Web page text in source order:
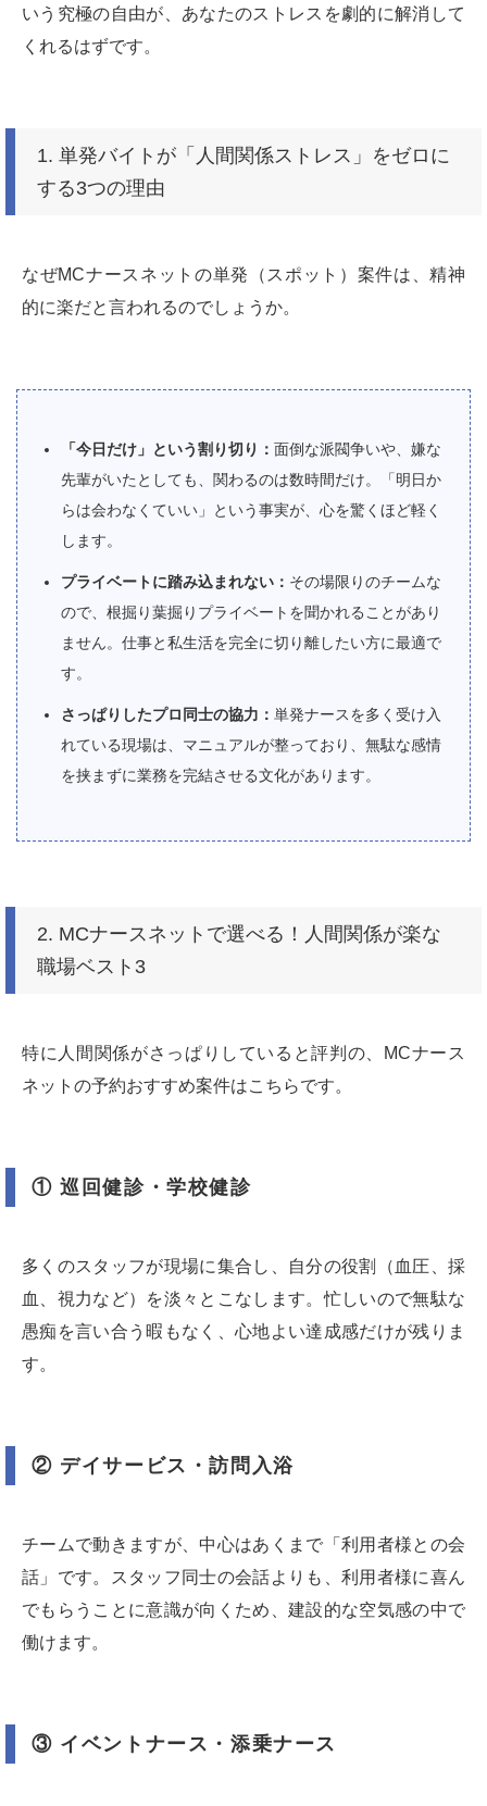
いう究極の自由が、あなたのストレスを劇的に解消して
くれるはずです。
1. 単発バイトが「人間関係ストレス」をゼロに
する3つの理由
なぜMCナースネットの単発（スポット）案件は、精神
的に楽だと言われるのでしょうか。
「今日だけ」という割り切り： 面倒な派閥争いや、嫌な
先輩がいたとしても、関わるのは数時間だけ。「明日か
らは会わなくていい」という事実が、心を驚くほど軽く
します。
プライベートに踏み込まれない： その場限りのチームな
ので、根掘り葉掘りプライベートを聞かれることがあり
ません。仕事と私生活を完全に切り離したい方に最適で
す。
さっぱりしたプロ同士の協力： 単発ナースを多く受け入
れている現場は、マニュアルが整っており、無駄な感情
を挟まずに業務を完結させる文化があります。
2. MCナースネットで選べる！人間関係が楽な
職場ベスト3
特に人間関係がさっぱりしていると評判の、MCナース
ネットの予約おすすめ案件はこちらです。
① 巡回健診・学校健診
多くのスタッフが現場に集合し、自分の役割（血圧、採
血、視力など）を淡々とこなします。忙しいので無駄な
愚痴を言い合う暇もなく、心地よい達成感だけが残りま
す。
② デイサービス・訪問入浴
チームで動きますが、中心はあくまで「利用者様との会
話」です。スタッフ同士の会話よりも、利用者様に喜ん
でもらうことに意識が向くため、建設的な空気感の中で
働けます。
③ イベントナース・添乗ナース